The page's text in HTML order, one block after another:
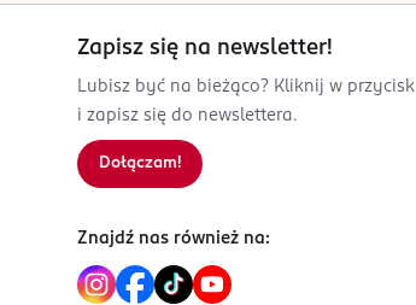
Kod EAN
Zapisz się na newsletter!
Lubisz być na bieżąco? Kliknij w przycisk
i zapisz się do newslettera.
Dołączam!
Znajdź nas również na: